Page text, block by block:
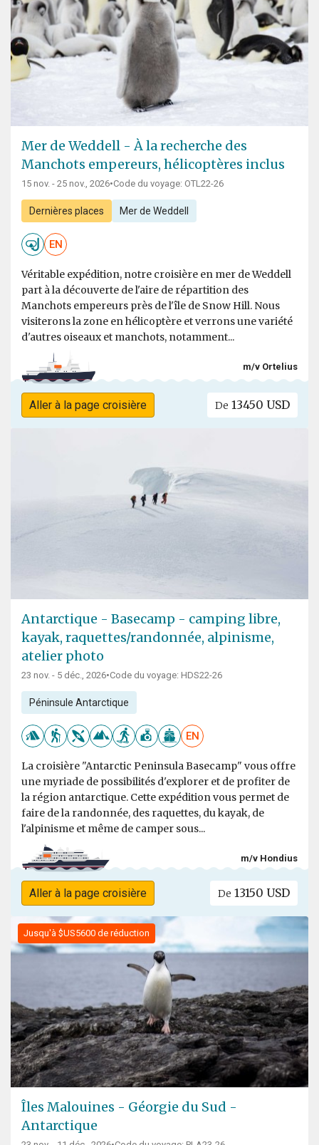
Mer de Weddell - À la recherche des
Manchots empereurs, hélicoptères inclus
15 nov. - 25 nov., 2026•Code du voyage: OTL22-26
Dernières places Mer de Weddell
EN
Véritable expédition, notre croisière en mer de Weddell
part à la découverte de l'aire de répartition des
Manchots empereurs près de l'île de Snow Hill. Nous
visiterons la zone en hélicoptère et verrons une variété
d'autres oiseaux et manchots, notamment...
m/v Ortelius
Aller à la page croisière De 13450 USD
Antarctique - Basecamp - camping libre,
kayak, raquettes/randonnée, alpinisme,
atelier photo
23 nov. - 5 déc., 2026•Code du voyage: HDS22-26
Péninsule Antarctique
EN
La croisière "Antarctic Peninsula Basecamp" vous offre
une myriade de possibilités d'explorer et de profiter de
la région antarctique. Cette expédition vous permet de
faire de la randonnée, des raquettes, du kayak, de
l'alpinisme et même de camper sous...
m/v Hondius
Aller à la page croisière De 13150 USD
Jusqu'à $US5600 de réduction
Îles Malouines - Géorgie du Sud -
Antarctique